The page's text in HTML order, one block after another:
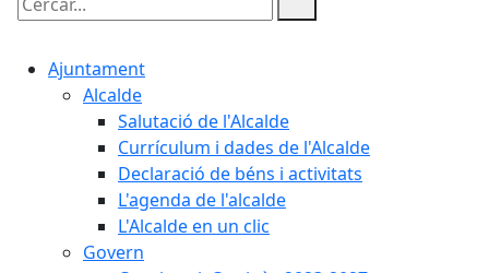
Cercar:
Ajuntament
Alcalde
Salutació de l'Alcalde
Currículum i dades de l'Alcalde
Declaració de béns i activitats
L'agenda de l'alcalde
L'Alcalde en un clic
Govern